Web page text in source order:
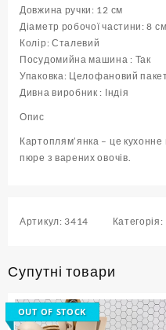
кількість
Довжина ручки: 12 см
Діаметр робочої частини: 8 см
Колір: Сталевий
Посудомийна машина : Так
Упаковка: Целофановий
Дивна виробник : Індія
Опис
Картоплям’янка – це
пюре з варених овочів.
Артикул: 3414 Категорія:
Супутні товари
OUT OF STOCK